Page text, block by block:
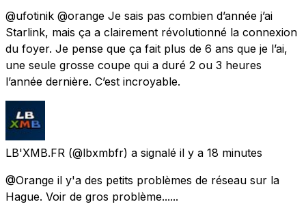
@ufotinik @orange Je sais pas combien d’année j’ai
Starlink, mais ça a clairement révolutionné la connexion
du foyer. Je pense que ça fait plus de 6 ans que je l’ai,
une seule grosse coupe qui a duré 2 ou 3 heures
l’année dernière. C’est incroyable.
LB'XMB.FR (@lbxmbfr) a signalé il y a 18 minutes
@Orange il y'a des petits problèmes de réseau sur la
Hague. Voir de gros problème......